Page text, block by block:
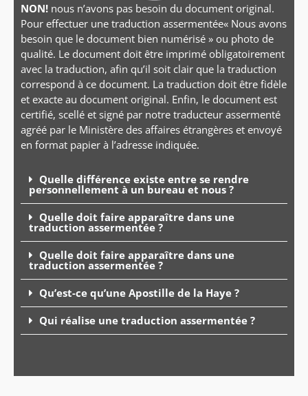
NON! nous n’avons pas besoin du document original.
Pour effectuer une traduction assermentée« Nous avons
besoin que le document bien numérisé » ou photo de
qualité. Le document doit être imprimé obligatoirement
avec la traduction, afin qu’il soit clair que la traduction
correspond à ce document. La traduction doit être fidèle
et exacte au document original. Enfin, le document est
certifié, scellé et signé par notre traducteur assermenté
agréé par le Ministère des affaires étrangères et envoyé
en format papier à l’adresse indiquée.
Quelle différence existe entre se rendre
personnellement à un bureau et nous ?
Quelle doit faire apparaître dans une
traduction assermentée ?
Quelle doit faire apparaître dans une
traduction assermentée ?
Qu’est-ce qu’une Apostille de la Haye ?
Qui réalise une traduction assermentée ?